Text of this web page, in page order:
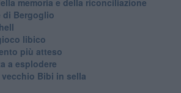
di Bergoglio
libico
più atteso
a esplodere
Bibi in sella